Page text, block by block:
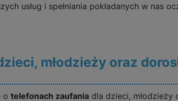
usług i spełniania pokładanych w nas
młodzieży oraz
o telefonach zaufania dla dzieci, młodzieży